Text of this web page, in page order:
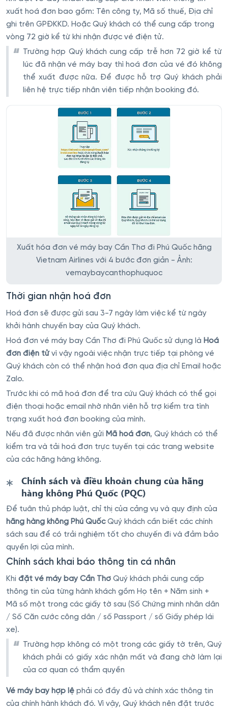
xuất hoá đơn bao gồm: Tên công ty, Mã số thuế, Địa chỉ
ghi trên GPĐKKD. Hoặc Quý khách có thể cung cấp trong
vòng 72 giờ kể từ khi nhận được vé điện tử.
Trường hợp Quý khách cung cấp trễ hơn 72 giờ kể từ
lúc đã nhận vé máy bay thì hoá đơn của vé đó không
thể xuất được nữa. Để được hỗ trợ Quý khách phải
liên hệ trực tiếp nhân viên tiếp nhận booking đó.
Xuất hóa đơn vé máy bay Cần Thơ đi Phú Quốc hãng
Vietnam Airlines với 4 bước đơn giản - Ảnh:
vemaybaycanthophuquoc
Thời gian nhận hoá đơn
Hoá đơn sẽ được gửi sau 3-7 ngày làm việc kể từ ngày
khởi hành chuyến bay của Quý khách.
Hoá đơn vé máy bay Cần Thơ đi Phú Quốc sử dụng là Hoá
đơn điện tửvì vậy ngoài việc nhận trực tiếp tại phòng vé
Quý khách còn có thể nhận hoá đơn qua địa chỉ Email hoặc
Zalo.
Trước khi có mã hoá đơn để tra cứu Quý khách có thể gọi
điện thoại hoặc email nhờ nhân viên hỗ trợ kiểm tra tình
trạng xuất hoá đơn booking của mình.
Nếu đã được nhân viên gửi Mã hoá đơn, Quý khách có thể
kiểm tra và tải hoá đơn trực tuyến tại các trang website
của các hãng hàng không.
Chính sách và điều khoản chung của hãng
hàng không Phú Quốc (PQC)
Để tuân thủ pháp luật, chỉ thị của cảng vụ và quy định của
hãng hàng không Phú QuốcQuý khách cần biết các chính
sách sau để có trải nghiệm tốt cho chuyến đi và đảm bảo
quyền lợi của mình.
Chính sách khai báo thông tin cá nhân
Khi đặt vé máy bay Cần Thơ Quý khách phải cung cấp
thông tin của từng hành khách gồm Họ tên + Năm sinh +
Mã số một trong các giấy tờ sau (Số Chứng minh nhân dân
/ Số Căn cước công dân / số Passport / số Giấy phép lái
xe).
Trường hợp không có một trong các giấy tờ trên, Quý
khách phải có giấy xác nhận mất và đang chờ làm lại
của cơ quan có thẩm quyền
Vé máy bay hợp lệ phải có đầy đủ và chính xác thông tin
của chính hành khách đó. Vì vậy, Quý khách nên đặt trước